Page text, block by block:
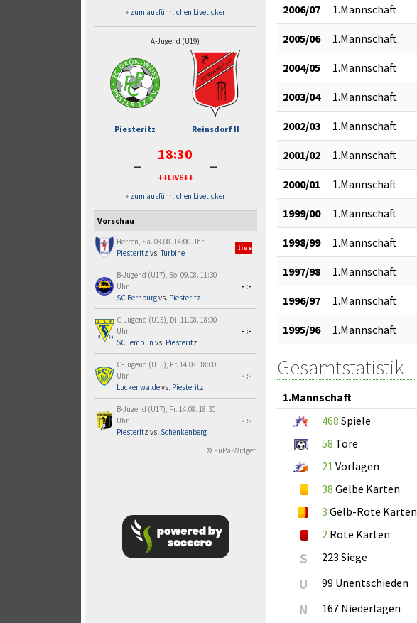
» zum ausführlichen Liveticker
A-Jugend (U19)
Piesteritz Reinsdorf II
- 18:30
++LIVE++ -
» zum ausführlichen Liveticker
Vorschau
Herren, Sa. 08.08. 14:00 Uhr
Piesteritz vs.Turbine
live
B-Jugend (U17), So. 09.08. 11:30
Uhr
SC Bernburgvs. Piesteritz
-:-
C-Jugend (U15), Di. 11.08. 18:00
Uhr
SC Templin vs. Piesteritz
-:-
C-Jugend (U15), Fr. 14.08. 18:00
Uhr
Luckenwaldevs. Piesteritz
-:-
B-Jugend (U17), Fr. 14.08. 18:30
Uhr
Piesteritz vs. Schenkenberg
-:-
© FuPa-Widget
2006/07 1.Mannschaft
2005/06 1.Mannschaft
2004/05 1.Mannschaft
2003/04 1.Mannschaft
2002/03 1.Mannschaft
2001/02 1.Mannschaft
2000/01 1.Mannschaft
1999/00 1.Mannschaft
1998/99 1.Mannschaft
1997/98 1.Mannschaft
1996/97 1.Mannschaft
1995/96 1.Mannschaft
Gesamtstatistik
1.Mannschaft
468 Spiele
58 Tore
21 Vorlagen
38 Gelbe Karten
3 Gelb-Rote Karten
2 Rote Karten
S 223 Siege
U 99 Unentschieden
N 167 Niederlagen